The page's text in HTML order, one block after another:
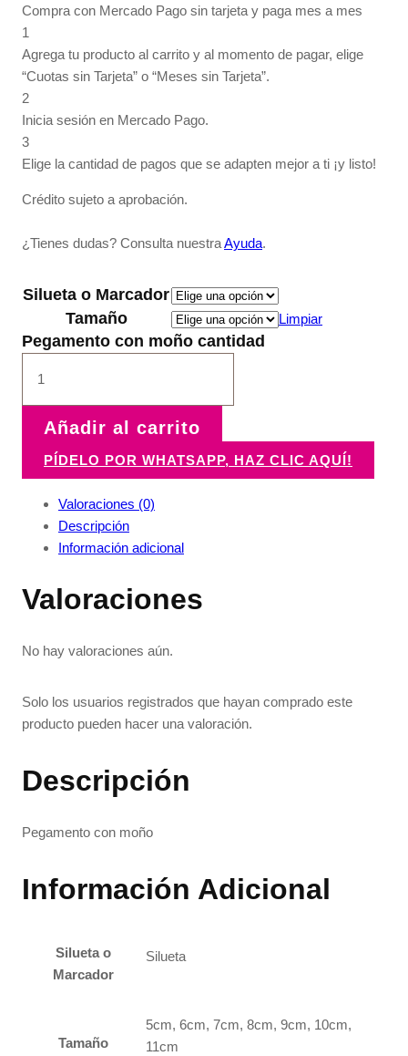
Compra con Mercado Pago sin tarjeta y paga mes a mes
1
Agrega tu producto al carrito y al momento de pagar, elige
“Cuotas sin Tarjeta” o “Meses sin Tarjeta”.
2
Inicia sesión en Mercado Pago.
3
Elige la cantidad de pagos que se adapten mejor a ti ¡y listo!
Crédito sujeto a aprobación.
¿Tienes dudas? Consulta nuestraAyuda.
Silueta o Marcador
Tamaño
Limpiar
Pegamento con moño cantidad
Añadir al carrito
PÍDELO POR WHATSAPP, HAZ CLIC AQUÍ!
Valoraciones (0)
Descripción
Información adicional
Valoraciones
No hay valoraciones aún.
Solo los usuarios registrados que hayan comprado este
producto pueden hacer una valoración.
Descripción
Pegamento con moño
Información Adicional
Silueta o
Marcador
Silueta
Tamaño
5cm, 6cm, 7cm, 8cm, 9cm, 10cm,
11cm